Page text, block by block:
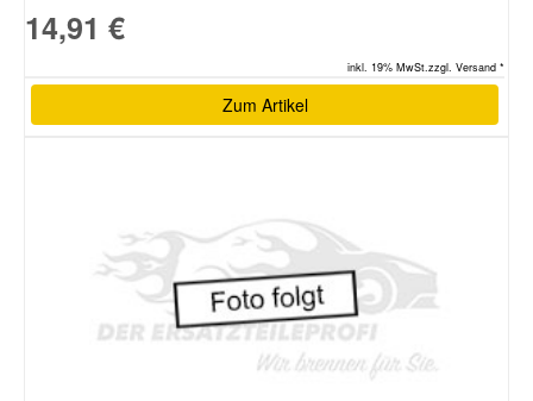
14,91 €
inkl. 19% MwSt.zzgl. Versand *
Zum Artikel